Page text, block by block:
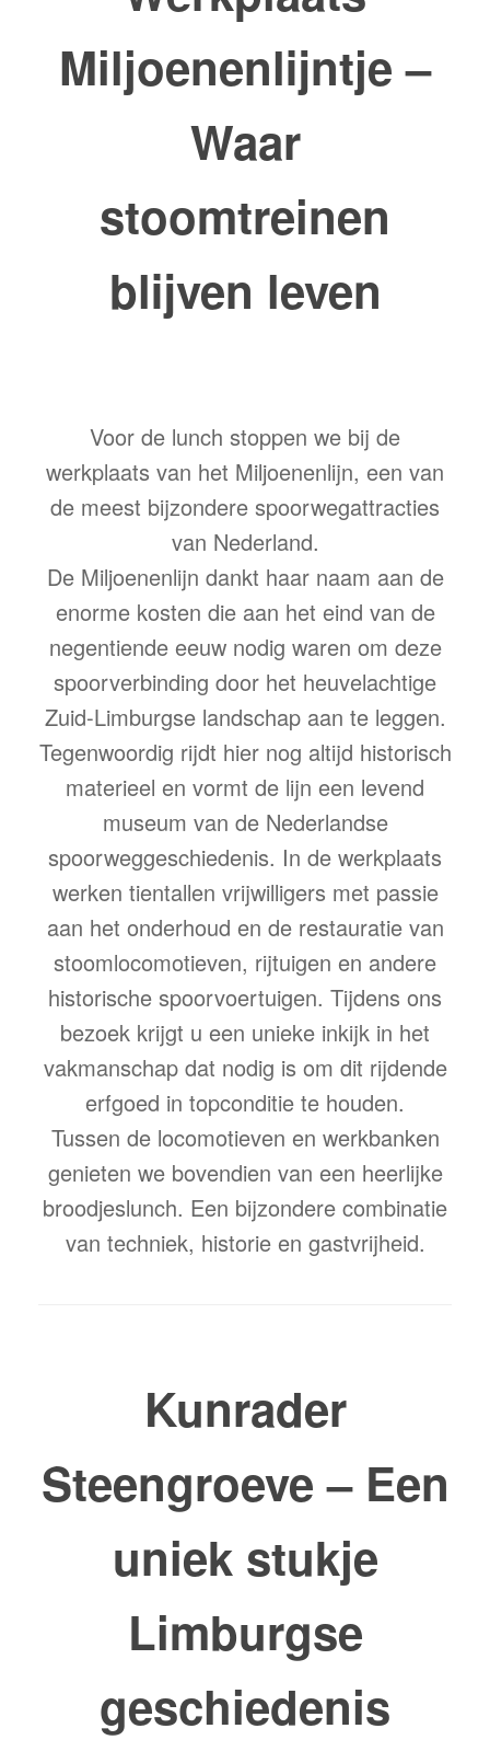
Miljoenenlijntje –
Waar
stoomtreinen
blijven leven
Voor de lunch stoppen we bij de
werkplaats van het Miljoenenlijn, een van
de meest bijzondere spoorwegattracties
van Nederland.
De Miljoenenlijn dankt haar naam aan de
enorme kosten die aan het eind van de
negentiende eeuw nodig waren om deze
spoorverbinding door het heuvelachtige
Zuid-Limburgse landschap aan te leggen.
Tegenwoordig rijdt hier nog altijd historisch
materieel en vormt de lijn een levend
museum van de Nederlandse
spoorweggeschiedenis. In de werkplaats
werken tientallen vrijwilligers met passie
aan het onderhoud en de restauratie van
stoomlocomotieven, rijtuigen en andere
historische spoorvoertuigen. Tijdens ons
bezoek krijgt u een unieke inkijk in het
vakmanschap dat nodig is om dit rijdende
erfgoed in topconditie te houden.
Tussen de locomotieven en werkbanken
genieten we bovendien van een heerlijke
broodjeslunch. Een bijzondere combinatie
van techniek, historie en gastvrijheid.
Kunrader
Steengroeve – Een
uniek stukje
Limburgse
geschiedenis